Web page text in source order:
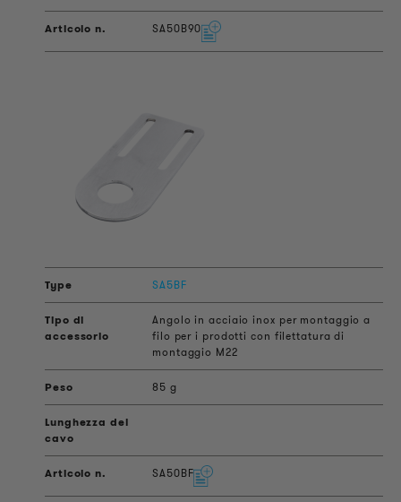
SA50B90
SA5BF
Angolo in acciaio inox per montaggio a
filo per i prodotti con filettatura di
montaggio M22
85 g
SA50BF